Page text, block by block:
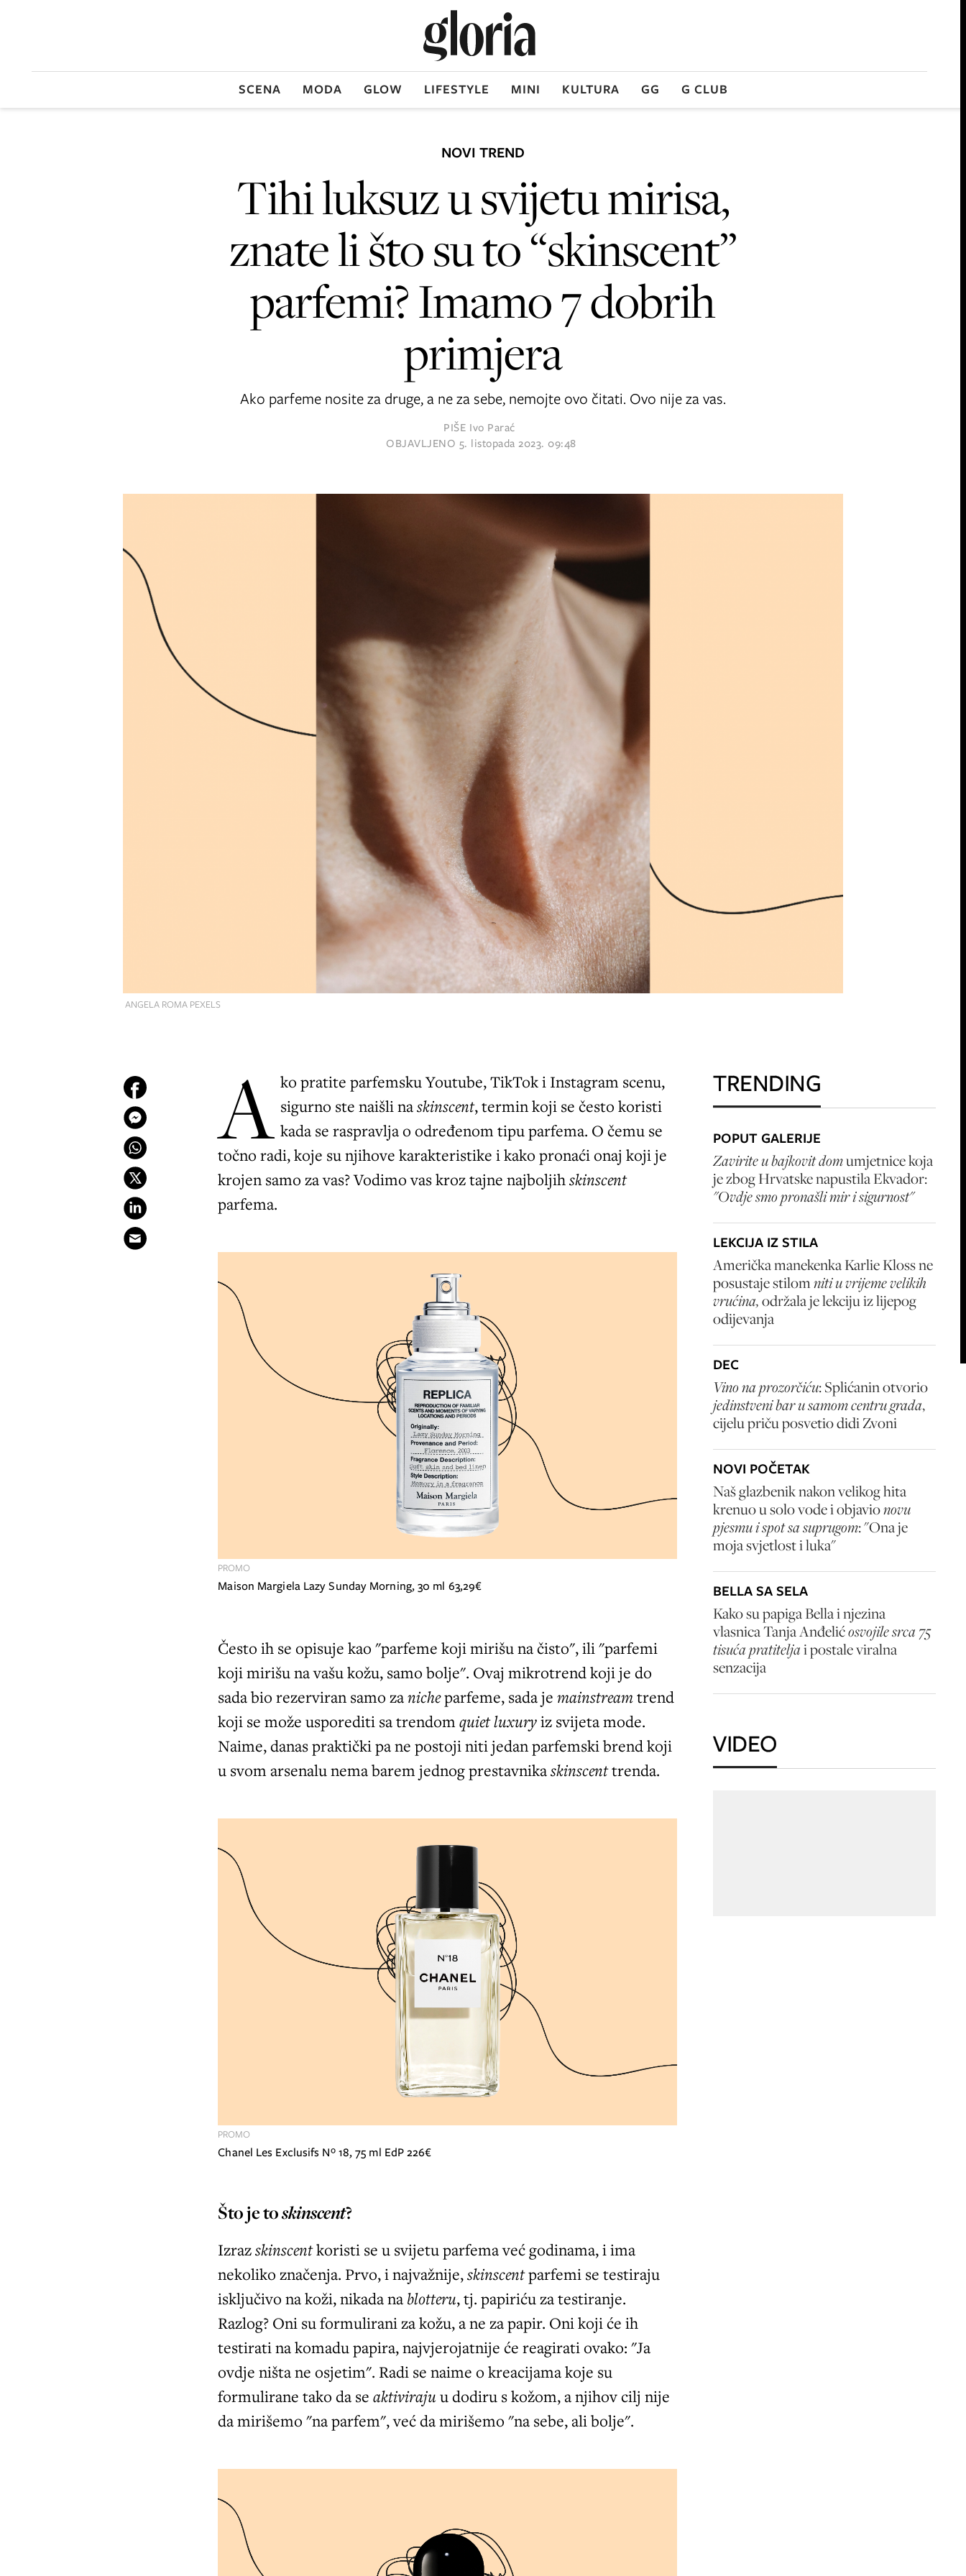
SCENA MODA GLOW LIFESTYLE MINI KULTURA GG G CLUB
ANGELA ROMA PEXELS
NOVI TREND
Tihi luksuz u svijetu mirisa,
znate li što su to “skinscent”
parfemi? Imamo 7 dobrih
primjera
Ako parfeme nosite za druge, a ne za sebe, nemojte ovo čitati. Ovo nije za vas.
PIŠE Ivo Parać
OBJAVLJENO 5. listopada 2023. 09:48
A ko pratite parfemsku Youtube, TikTok i Instagram scenu,
sigurno ste naišli naskinscent, termin koji se često koristi
kada se raspravlja o određenom tipu parfema. O čemu se
točno radi, koje su njihove karakteristike i kako pronaći onaj koji je
krojen samo za vas? Vodimo vas kroz tajne najboljihskinscent
parfema.
Maison Margiela Lazy Sunday Morning, 30 ml 63,29€
PROMO
Često ih se opisuje kao "parfeme koji mirišu na čisto", ili "parfemi
koji mirišu na vašu kožu, samo bolje". Ovaj mikrotrend koji je do
sada bio rezerviran samo zanicheparfeme, sada jemainstreamtrend
koji se može usporediti sa trendomquiet luxuryiz svijeta mode.
Naime, danas praktički pa ne postoji niti jedan parfemski brend koji
u svom arsenalu nema barem jednog prestavnikaskinscenttrenda.
Chanel Les Exclusifs Nº 18, 75 ml EdP 226€
PROMO
Što je toskinscent?
Izrazskinscentkoristi se u svijetu parfema već godinama, i ima
nekoliko značenja. Prvo, i najvažnije,skinscentparfemi se testiraju
isključivo na koži, nikada na blotteru, tj. papiriću za testiranje.
Razlog? Oni su formulirani za kožu, a ne za papir. Oni koji će ih
testirati na komadu papira, najvjerojatnije će reagirati ovako: "Ja
ovdje ništa ne osjetim". Radi se naime o kreacijama koje su
formulirane tako da seaktiviraju u dodiru s kožom, a njihov cilj nije
da mirišemo "na parfem", već da mirišemo "na sebe, ali bolje".
TRENDING
POPUT GALERIJE
Zavirite u bajkovit domumjetnice koja
je zbog Hrvatske napustila Ekvador:
"Ovdje smo pronašli mir i sigurnost"
LEKCIJA IZ STILA
Američka manekenka Karlie Kloss ne
posustaje stilomniti u vrijeme velikih
vrućina,održala je lekciju iz lijepog
odijevanja
DEC
Vino na prozorčiću: Splićanin otvorio
jedinstveni bar u samom centru grada,
cijelu priču posvetio didi Zvoni
NOVI POČETAK
Naš glazbenik nakon velikog hita
krenuo u solo vode i objavionovu
pjesmu i spot sa suprugom: "Ona je
moja svjetlost i luka"
BELLA SA SELA
Kako su papiga Bella i njezina
vlasnica Tanja Anđelićosvojile srca 75
tisuća pratiteljai postale viralna
senzacija
VIDEO